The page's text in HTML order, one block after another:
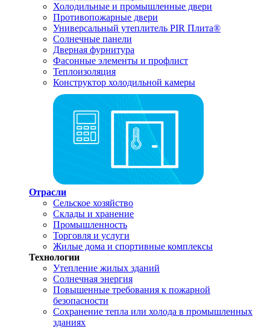
Холодильные и промышленные двери
Противопожарные двери
Универсальный утеплитель PIR Плита®
Солнечные панели
Дверная фурнитура
Фасонные элементы и профлист
Теплоизоляция
Конструктор холодильной камеры
Отрасли
Сельское хозяйство
Склады и хранение
Промышленность
Торговля и услуги
Жилые дома и спортивные комплексы
Технологии
Утепление жилых зданий
Солнечная энергия
Повышенные требования к пожарной
безопасности
Сохранение тепла или холода в промышленных
зданиях